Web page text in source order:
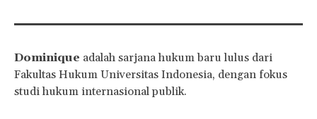
Dominique adalah sarjana hukum baru lulus dari
Fakultas Hukum Universitas Indonesia, dengan fokus
studi hukum internasional publik.